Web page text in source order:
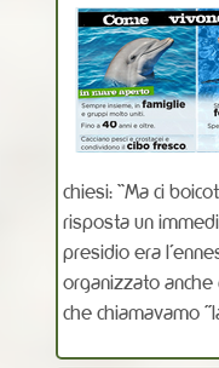
chiesi: ”Ma ci
risposta un
presidio era
organizzato
che chiamavamo